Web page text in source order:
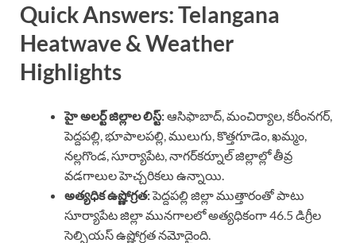
Quick Answers: Telangana
Heatwave & Weather
Highlights
హై అలర్ట్ జిల్లాల లిస్ట్:ఆసిఫాబాద్, మంచిర్యాల, కరీంనగర్,
పెద్దపల్లి, భూపాలపల్లి, ములుగు, కొత్తగూడెం, ఖమ్మం,
నల్లగొండ, సూర్యాపేట, నాగర్‌కర్నూల్ జిల్లాల్లో తీవ్ర
వడగాలుల హెచ్చరికలు ఉన్నాయి.
అత్యధికఉష్ణోగ్రత:పెద్దపల్లి జిల్లా ముత్తారంతో పాటు
సూర్యాపేట జిల్లా మునగాలలో అత్యధికంగా 46.5 డిగ్రీల
సెల్సియస్ ఉష్ణోగ్రత నమోదైంది.